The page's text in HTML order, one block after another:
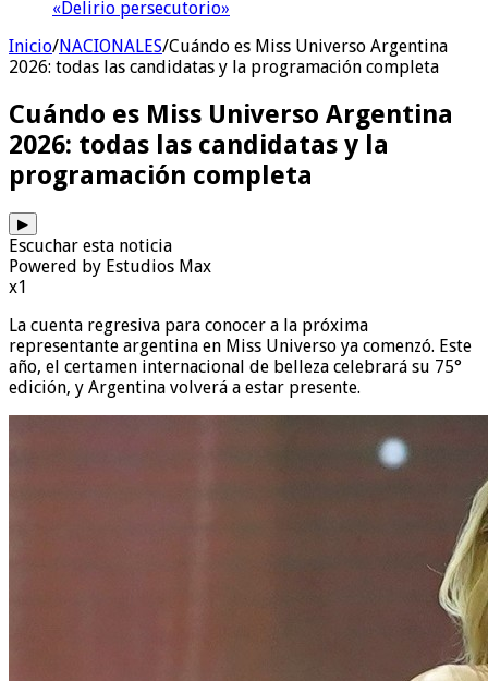
«Delirio persecutorio»
Inicio/NACIONALES/Cuándo es Miss Universo Argentina
2026: todas las candidatas y la programación completa
Cuándo es Miss Universo Argentina
2026: todas las candidatas y la
programación completa
▶
Escuchar esta noticia
Powered by Estudios Max
x1
La cuenta regresiva para conocer a la próxima
representante argentina en Miss Universo ya comenzó. Este
año, el certamen internacional de belleza celebrará su 75°
edición, y Argentina volverá a estar presente.